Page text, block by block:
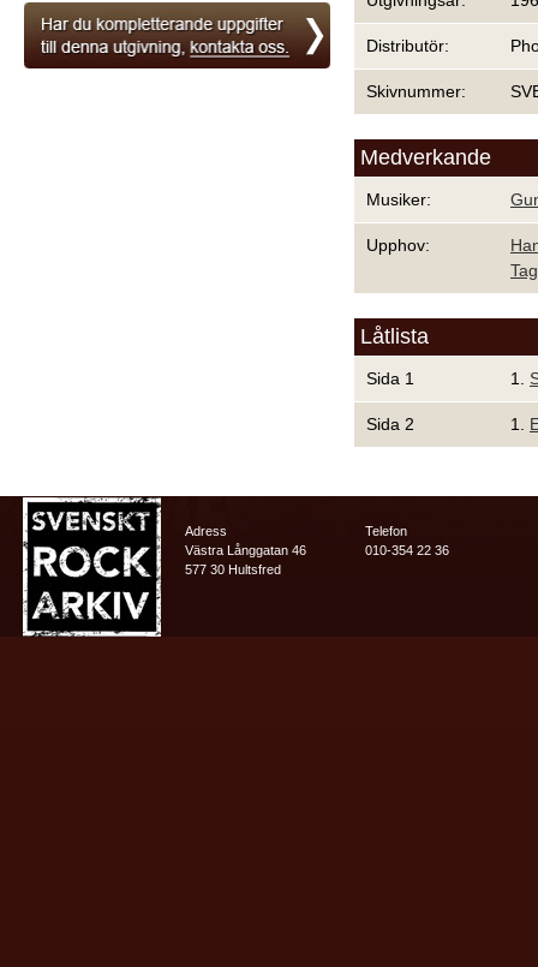
Distributör:
Skivnummer:
Medverkande
Musiker:
Upphov:
Låtlista
Sida 1 1.
Sida 2 1.
Adress
Västra Långgatan 46
577 30 Hultsfred
Telefon
010-354 22 36